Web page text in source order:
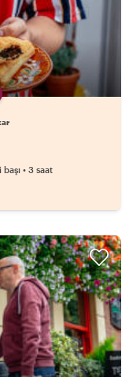
başı • 3 saat